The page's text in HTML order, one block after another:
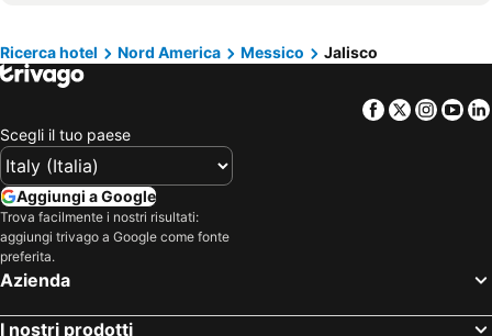
Hotel Mallorca
Hotel Emilia-Romagna
Hotel Val Di Fassa
Hotel Tlajomulco de Zúñiga
Hotel Teuchitlán
Ricerca hotel Nord America Messico Jalisco
Facebook
Twitter
Scegli il tuo paese
Aggiungi a Google
Trova facilmente i nostri risultati:
aggiungi trivago a Google come fonte
preferita.
Azienda
I nostri prodotti